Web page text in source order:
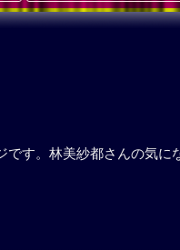
す。林美紗都さんの気に